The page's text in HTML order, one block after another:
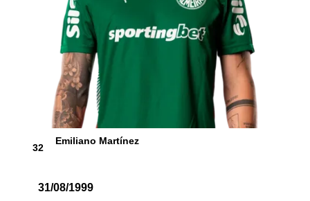
32
Emiliano Martínez
31/08/1999